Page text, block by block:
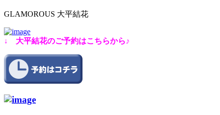
GLAMOROUS 大平結花
↓ 大平結花のご予約はこちらから♪